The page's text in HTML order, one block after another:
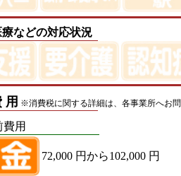
などの対応状況
用 ※消費税に関する詳細は、各事業所へお
用
72,000 円から102,000 円